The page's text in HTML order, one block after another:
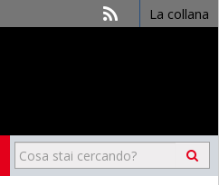
La collana